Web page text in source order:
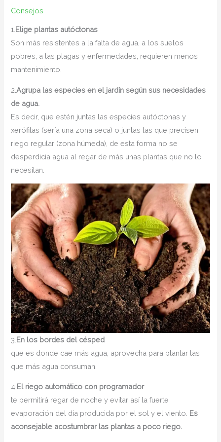
Consejos
1. Elige plantas autóctonas
Son más resistentes a la falta de agua, a los suelos
pobres, a las plagas y enfermedades, requieren menos
mantenimiento.
2.Agrupa las especies en el jardín según sus necesidades
de agua.
Es decir, que estén juntas las especies autóctonas y
xerófitas (sería una zona seca) o juntas las que precisen
riego regular (zona húmeda), de esta forma no se
desperdicia agua al regar de más unas plantas que no lo
necesitan.
3. En los bordes del césped
que es donde cae más agua, aprovecha para plantar las
que más agua consuman.
4. El riego automático con programador
te permitirá regar de noche y evitar así la fuerte
evaporación del día producida por el sol y el viento. Es
aconsejable acostumbrar las plantas a poco riego.